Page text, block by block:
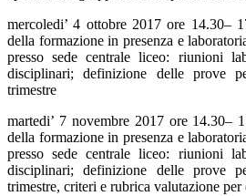
mercoledi’ 4 ottobre 2017 ore 14.30–
della formazione in presenza e
presso sede centrale liceo: riunioni
disciplinari; definizione delle prove
trimestre
martedi’ 7 novembre 2017 ore 14.30–
della formazione in presenza e
presso sede centrale liceo: riunioni
disciplinari; definizione delle prove
trimestre, criteri e rubrica valutazione per